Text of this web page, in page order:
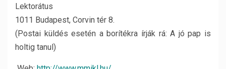
Lektorátus
1011 Budapest, Corvin tér 8.
(Postai küldés esetén a borítékra írják rá: A jó pap is
holtig tanul)